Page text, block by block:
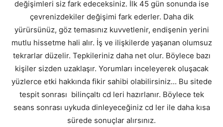
değişimleri siz fark edeceksiniz. İlk 45 gün sonunda ise
çevrenizdekiler değişimi fark ederler. Daha dik
yürürsünüz, göz temasınız kuvvetlenir, endişenin yerini
mutlu hissetme hali alır. İş ve ilişkilerde yaşanan olumsuz
tekrarlar düzelir. Tepkileriniz daha net olur. Böylece bazı
kişiler sizden uzaklaşır. Yorumları inceleyerek oluşacak
yüzlerce etki hakkında fikir sahibi olabilirsiniz... Bu sitede
tespit sonrası bilinçaltı cd leri hazırlanır. Böylece tek
seans sonrası uykuda dinleyeceğiniz cd ler ile daha kısa
sürede sonuçlar alırsınız.